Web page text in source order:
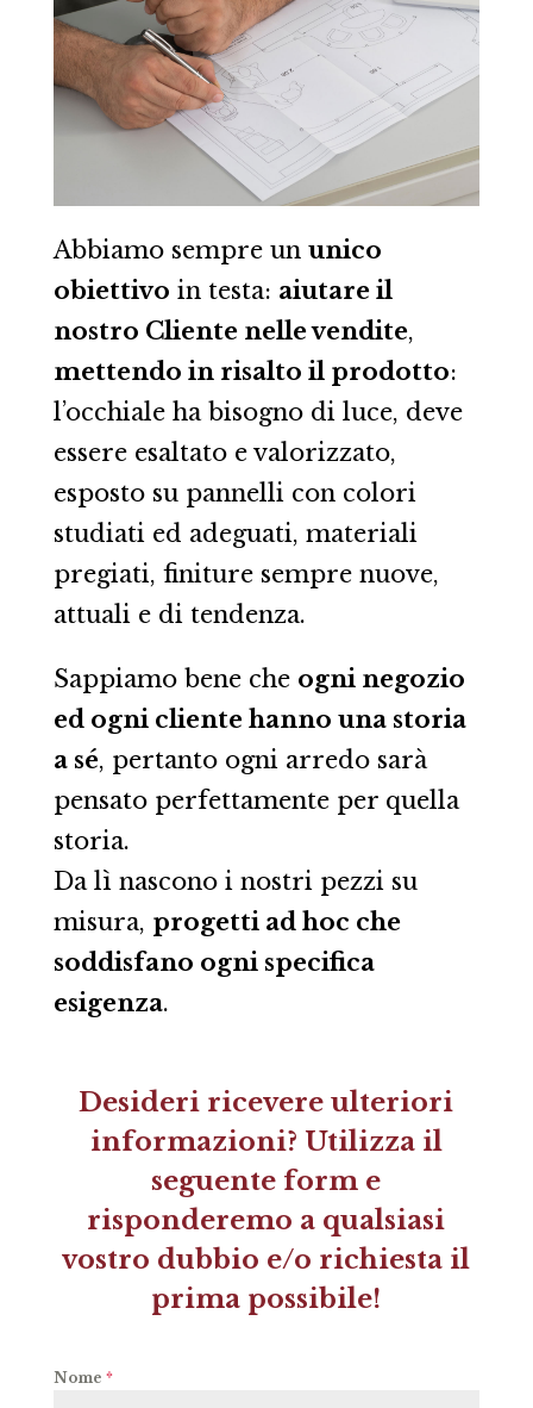
Abbiamo sempre un unico
obiettivo in testa: aiutare il
nostro Cliente nelle vendite,
mettendo in risalto il prodotto:
l’occhiale ha bisogno di luce, deve
essere esaltato e valorizzato,
esposto su pannelli con colori
studiati ed adeguati, materiali
pregiati, finiture sempre nuove,
attuali e di tendenza.
Sappiamo bene che ogni negozio
ed ogni cliente hanno una storia
a sé, pertanto ogni arredo sarà
pensato perfettamente per quella
storia.
Da lì nascono i nostri pezzi su
misura, progetti ad hoc che
soddisfano ogni specifica
esigenza.
Desideri ricevere ulteriori
informazioni? Utilizza il
seguente form e
risponderemo a qualsiasi
vostro dubbio e/o richiesta il
prima possibile!
Nome *